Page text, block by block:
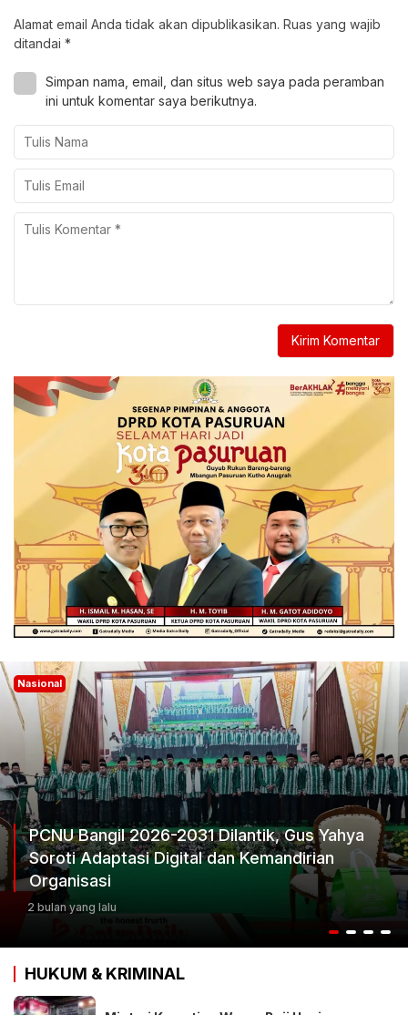
Alamat email Anda tidak akan dipublikasikan. Ruas yang wajib
ditandai *
Simpan nama, email, dan situs web saya pada peramban
ini untuk komentar saya berikutnya.
Nasional
PCNU Bangil 2026-2031 Dilantik, Gus Yahya
Soroti Adaptasi Digital dan Kemandirian
Organisasi
2 bulan yang lalu
HUKUM & KRIMINAL